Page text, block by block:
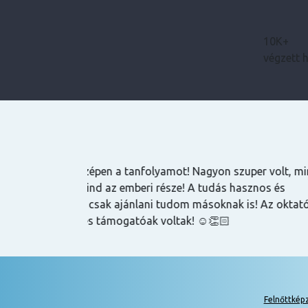
10K+
végzett
Magas tudású, szakképzett emberek
lehet szerezni általuk